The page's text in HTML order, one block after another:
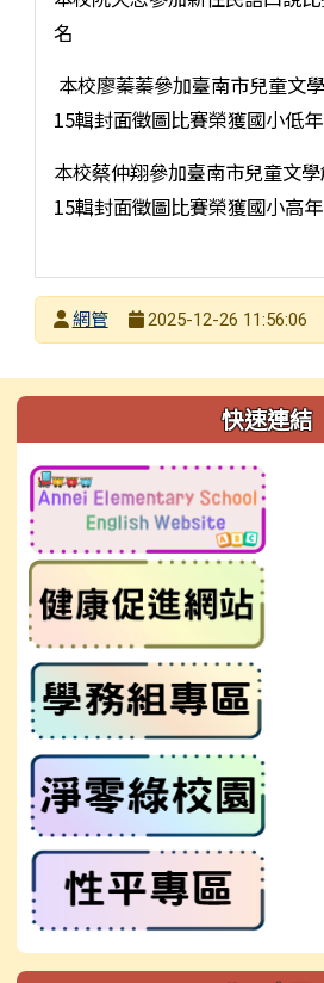
名
本校廖蓁蓁參加臺南市兒童文
15輯封面徵圖比賽榮獲國小低
本校蔡仲翔參加臺南市兒童文
15輯封面徵圖比賽榮獲國小高
發布者
網管
2025-12-26 11:56:06
左邊區域內容 快速連結